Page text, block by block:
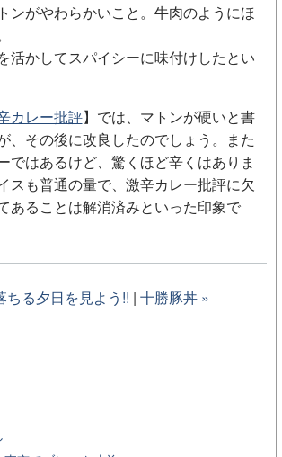
ンがやわらかいこと。牛肉のようにほ
活かしてスパイシーに味付けしたとい
カレー批評】では、マトンが硬いと書
、その後に改良したのでしょう。また
ではあるけど、驚くほど辛くはありま
スも普通の量で、激辛カレー批評に欠
あることは解消済みといった印象で
ちる夕日を見よう!! | 十勝豚丼 »